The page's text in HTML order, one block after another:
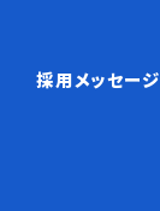
採用メッセージ